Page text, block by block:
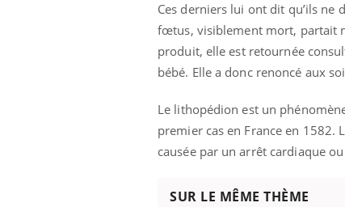
Ces derniers lui ont dit qu’ils ne
fœtus, visiblement mort, partait
produit, elle est retournée
bébé. Elle a donc renoncé aux
Le lithopédion est un
premier cas en France en 1582.
causée par un arrêt cardiaque
SUR LE MÊME THÈME